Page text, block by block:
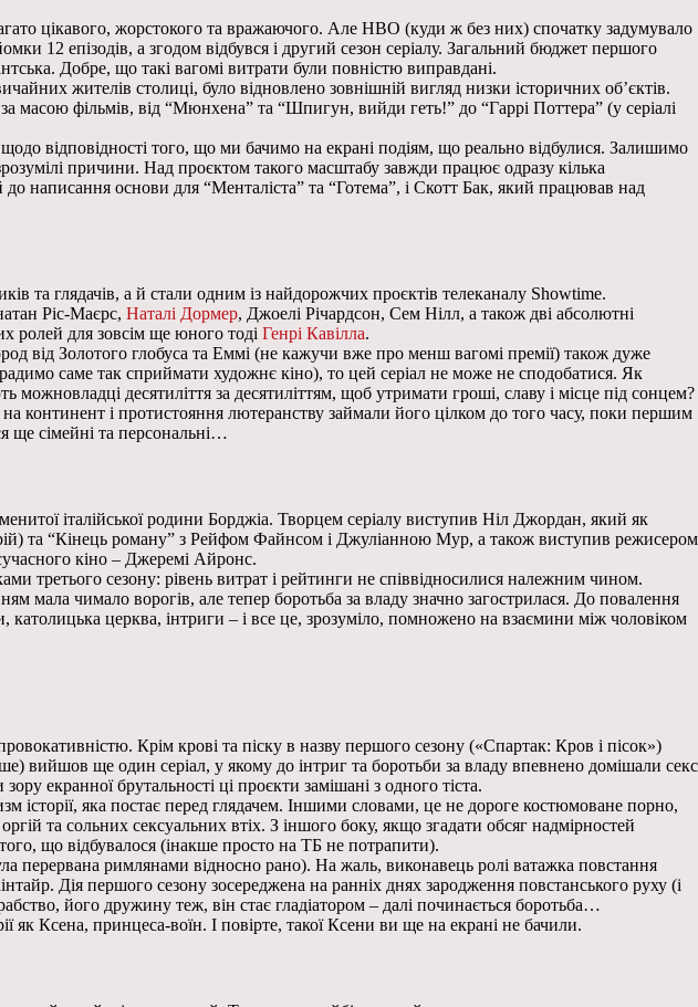
цікавого, жорстокого та вражаючого. Але HBO (куди ж без них) спочатку задумувало
12 епізодів, а згодом відбувся і другий сезон серіалу. Загальний бюджет першого
Добре, що такі вагомі витрати були повністю виправдані.
жителів столиці, було відновлено зовнішній вигляд низки історичних об’єктів.
масою фільмів, від “Мюнхена” та “Шпигун, вийди геть!” до “Гаррі Поттера” (у серіалі
відповідності того, що ми бачимо на екрані подіям, що реально відбулися. Залишимо
причини. Над проєктом такого масштабу завжди працює одразу кілька
написання основи для “Менталіста” та “Готема”, і Скотт Бак, який працював над
та глядачів, а й стали одним із найдорожчих проєктів телеканалу Showtime.
Ріс-Маєрс, Наталі Дормер, Джоелі Річардсон, Сем Нілл, а також дві абсолютні
ролей для зовсім ще юного тоді Генрі Кавілла.
від Золотого глобуса та Еммі (не кажучи вже про менш вагомі премії) також дуже
саме так сприймати художнє кіно), то цей серіал не може не сподобатися. Як
можновладці десятиліття за десятиліттям, щоб утримати гроші, славу і місце під сонцем?
і протистояння лютеранству займали його цілком до того часу, поки першим
ще сімейні та персональні…
італійської родини Борджіа. Творцем серіалу виступив Ніл Джордан, який як
та “Кінець роману” з Рейфом Файнсом і Джуліанною Мур, а також виступив режисером
кіно – Джеремі Айронс.
третього сезону: рівень витрат і рейтинги не співвідносилися належним чином.
мала чимало ворогів, але тепер боротьба за владу значно загострилася. До повалення
церква, інтриги – і все це, зрозуміло, помножено на взаємини між чоловіком
Крім крові та піску в назву першого сезону («Спартак: Кров і пісок»)
вийшов ще один серіал, у якому до інтриг та боротьби за владу впевнено домішали секс
екранної брутальності ці проєкти замішані з одного тіста.
історії, яка постає перед глядачем. Іншими словами, це не дороге костюмоване порно,
та сольних сексуальних втіх. З іншого боку, якщо згадати обсяг надмірностей
що відбувалося (інакше просто на ТБ не потрапити).
перервана римлянами відносно рано). На жаль, виконавець ролі ватажка повстання
Дія першого сезону зосереджена на ранніх днях зародження повстанського руху (і
його дружину теж, він стає гладіатором – далі починається боротьба…
як Ксена, принцеса-воїн. І повірте, такої Ксени ви ще на екрані не бачили.